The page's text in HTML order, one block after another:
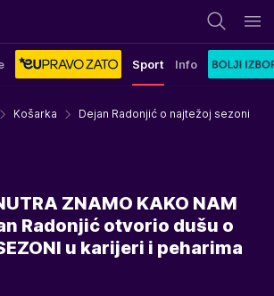
Sport Info
Košarka
Dejan Radonjić o najtežoj sezoni
ZNAMO KAKO NAM
Radonjić otvorio dušu o
u karijeri i peharima